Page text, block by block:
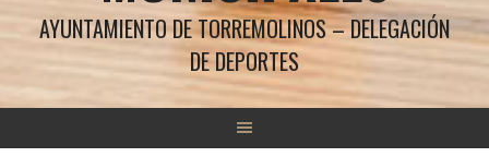
AYUNTAMIENTO DE TORREMOLINOS – DELEGACIÓN
DE DEPORTES